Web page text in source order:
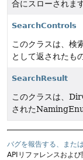
合にスローされます
SearchControls
このクラスは、検
として返されたも
SearchResult
このクラスは、
された
バグを報告する、また
APIリファレンスおよび